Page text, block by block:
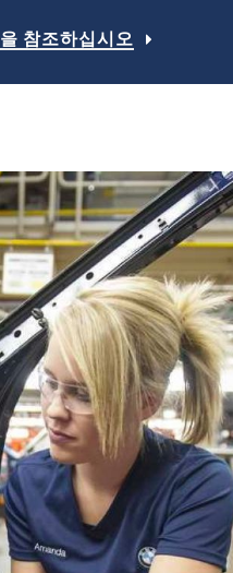
참조하십시오